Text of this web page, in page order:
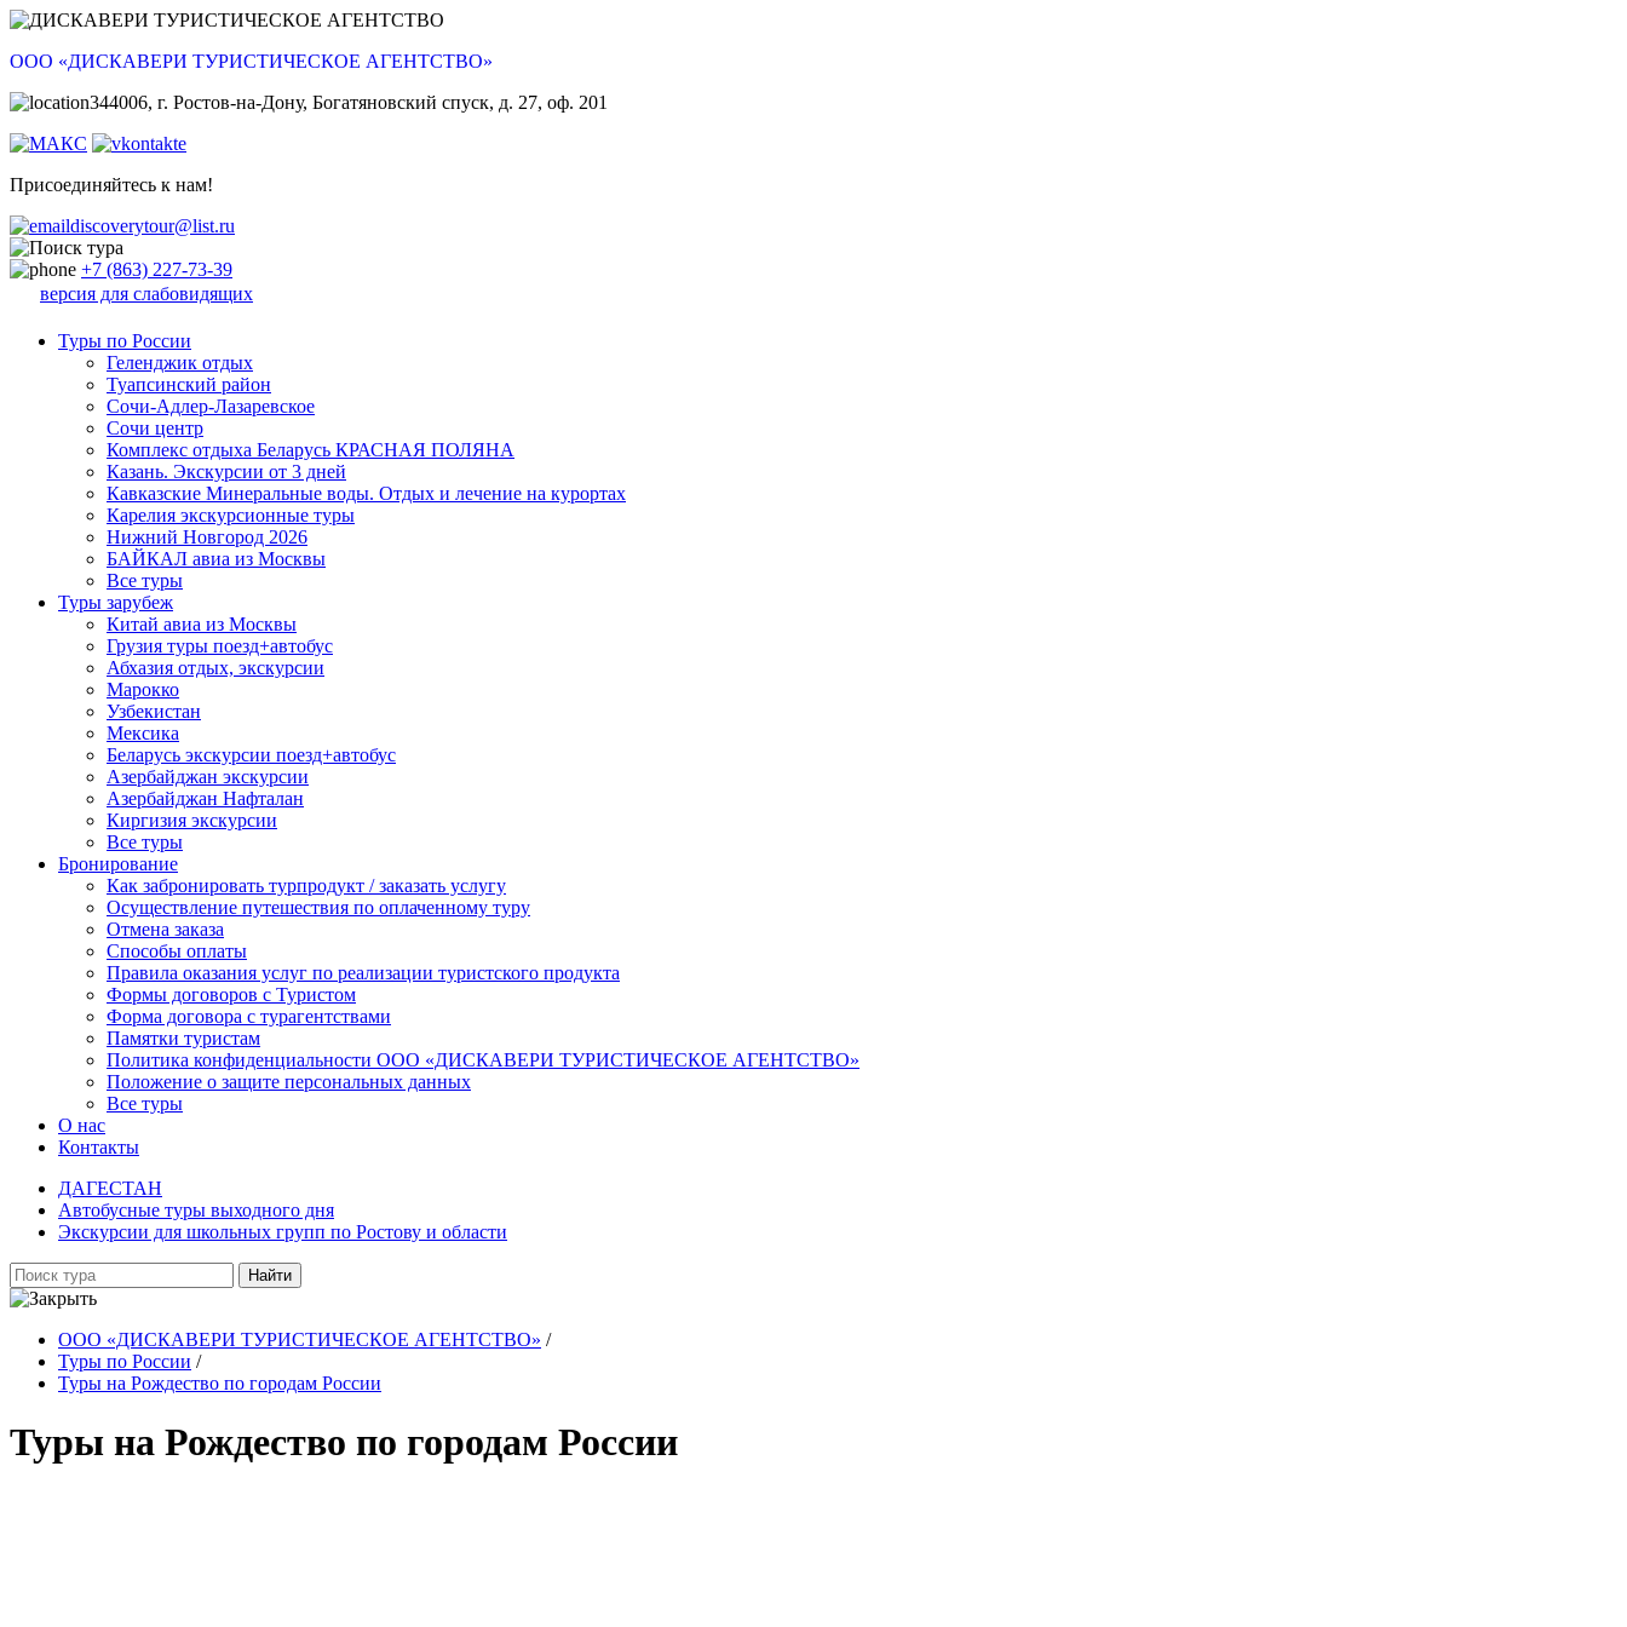
ООО «ДИСКАВЕРИ ТУРИСТИЧЕСКОЕ АГЕНТСТВО»
344006, г. Ростов-на-Дону, Богатяновский спуск, д. 27, оф. 201
Присоединяйтесь к нам!
discoverytour@list.ru
+7 (863) 227-73-39
версия для слабовидящих
Туры по России
Геленджик отдых
Туапсинский район
Сочи-Адлер-Лазаревское
Сочи центр
Комплекс отдыха Беларусь КРАСНАЯ ПОЛЯНА
Казань. Экскурсии от 3 дней
Кавказские Минеральные воды. Отдых и лечение на курортах
Карелия экскурсионные туры
Нижний Новгород 2026
БАЙКАЛ авиа из Москвы
Все туры
Туры зарубеж
Китай авиа из Москвы
Грузия туры поезд+автобус
Абхазия отдых, экскурсии
Марокко
Узбекистан
Мексика
Беларусь экскурсии поезд+автобус
Азербайджан экскурсии
Азербайджан Нафталан
Киргизия экскурсии
Все туры
Бронирование
Как забронировать турпродукт / заказать услугу
Осуществление путешествия по оплаченному туру
Отмена заказа
Способы оплаты
Правила оказания услуг по реализации туристского продукта
Формы договоров с Туристом
Форма договора с турагентствами
Памятки туристам
Политика конфиденциальности ООО «ДИСКАВЕРИ ТУРИСТИЧЕСКОЕ АГЕНТСТВО»
Положение о защите персональных данных
Все туры
О нас
Контакты
ДАГЕСТАН
Автобусные туры выходного дня
Экскурсии для школьных групп по Ростову и области
Найти
ООО «ДИСКАВЕРИ ТУРИСТИЧЕСКОЕ АГЕНТСТВО» /
Туры по России /
Туры на Рождество по городам России
Туры на Рождество по городам России